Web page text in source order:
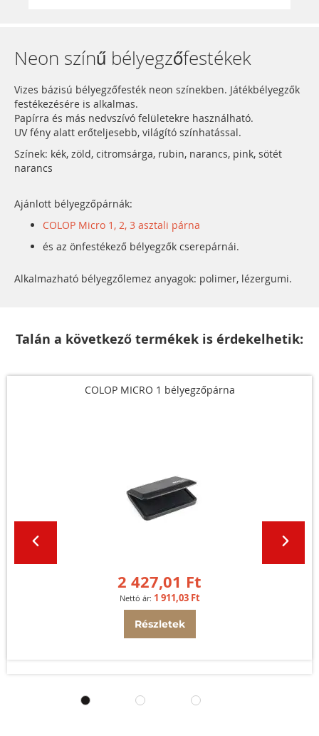
Neon színű bélyegzőfestékek
Vizes bázisú bélyegzőfesték neon színekben. Játékbélyegzők
festékezésére is alkalmas.
Papírra és más nedvszívó felületekre használható.
UV fény alatt erőteljesebb, világító színhatással.
Színek: kék, zöld, citromsárga, rubin, narancs, pink, sötét
narancs
Ajánlott bélyegzőpárnák:
COLOP Micro 1, 2, 3 asztali párna
és az önfestékező bélyegzők cserepárnái.
Alkalmazható bélyegzőlemez anyagok: polimer, lézergumi.
Talán a következő termékek is érdekelhetik:
COLOP MICRO 1 bélyegzőpárna
2 427,01 Ft
1 911,03 Ft
Részletek